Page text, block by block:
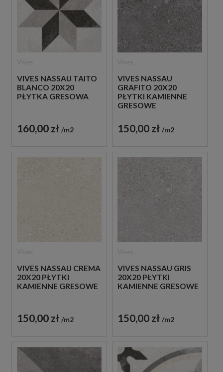
VIVES NASSAU TAITO
BLANCO 20X20
PŁYTKA GRESOWA
160,00 zł m2
VIVES NASSAU
GRAFITO 20X20
PŁYTKI KAMIENNE
GRESOWE
150,00 zł m2
VIVES NASSAU CREMA
20X20 PŁYTKI
KAMIENNE GRESOWE
150,00 zł m2
VIVES NASSAU GRIS
20X20 PŁYTKI
KAMIENNE GRESOWE
150,00 zł m2